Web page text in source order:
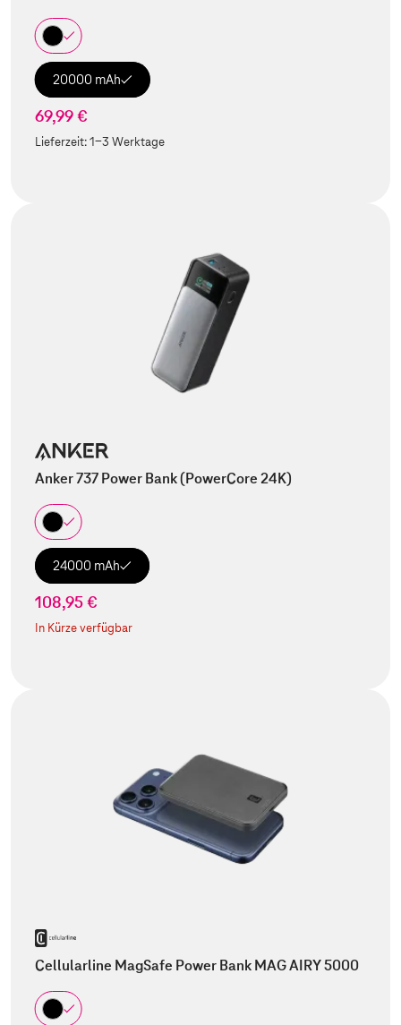
20000 mAh
69,99 €
Lieferzeit:1-3 Werktage
Anker 737 Power Bank (PowerCore 24K)
24000 mAh
108,95 €
In Kürze verfügbar
Cellularline MagSafe Power Bank MAG AIRY 5000